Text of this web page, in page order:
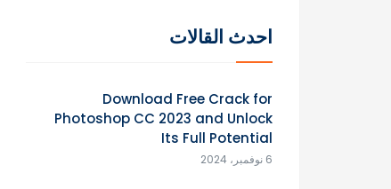
احدث القالات
Download Free Crack for
Photoshop CC 2023 and Unlock
Its Full Potential
6 نوفمبر، 2024